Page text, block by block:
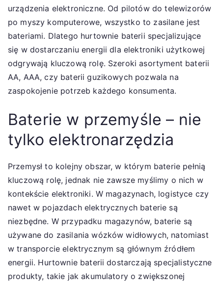
urządzenia elektroniczne. Od pilotów do telewizorów
po myszy komputerowe, wszystko to zasilane jest
bateriami. Dlatego hurtownie baterii specjalizujące
się w dostarczaniu energii dla elektroniki użytkowej
odgrywają kluczową rolę. Szeroki asortyment baterii
AA, AAA, czy baterii guzikowych pozwala na
zaspokojenie potrzeb każdego konsumenta.
Baterie w przemyśle – nie
tylko elektronarzędzia
Przemysł to kolejny obszar, w którym baterie pełnią
kluczową rolę, jednak nie zawsze myślimy o nich w
kontekście elektroniki. W magazynach, logistyce czy
nawet w pojazdach elektrycznych baterie są
niezbędne. W przypadku magazynów, baterie są
używane do zasilania wózków widłowych, natomiast
w transporcie elektrycznym są głównym źródłem
energii. Hurtownie baterii dostarczają specjalistyczne
produkty, takie jak akumulatory o zwiększonej